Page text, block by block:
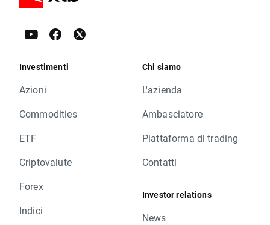
Investimenti
Azioni
Commodities
ETF
Criptovalute
Forex
Indici
Chi siamo
L'azienda
Ambasciatore
Piattaforma di trading
Contatti
Investor relations
News